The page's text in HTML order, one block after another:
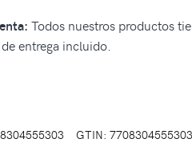
Todos nuestros productos
entrega incluido.
GTIN: 7708304555303